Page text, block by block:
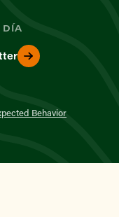
DÍA
Behavior